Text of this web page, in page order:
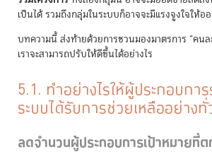
เป็นได้ รวมถึงกลุ่มในระบบก็อาจจะมีแรงจูงใจให้
บทความนี้ ส่งท้ายด้วยการชวนมองมาตรการ “คนล
เราจะสามารถปรับให้ดีขึ้นได้อย่างไร
5.1. ทำอย่างไรให้ผู้ประกอบกา
ระบบได้รับการช่วยเหลืออย่างทั่
ลดจำนวนผู้ประกอบการเป้าหมายที่